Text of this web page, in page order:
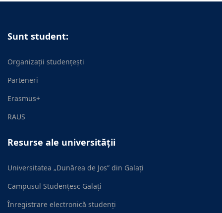
Sunt student:
Organizații studențești
Parteneri
Erasmus+
RAUS
Resurse ale universității
Universitatea „Dunărea de Jos” din Galați
Campusul Studențesc Galați
Înregistrare electronică studenți